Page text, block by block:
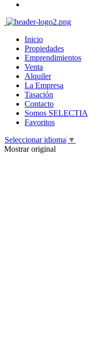
Inicio
Propiedades
Emprendimientos
Venta
Alquiler
La Empresa
Tasación
Contacto
Somos SELECTIA
Favoritos
Seleccionar idioma ▼
Mostrar original